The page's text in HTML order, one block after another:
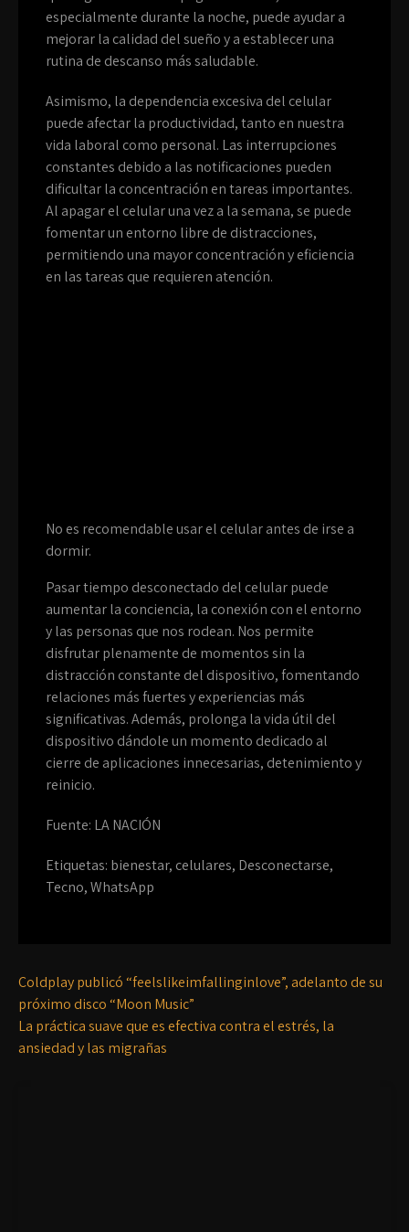
especialmente durante la noche, puede ayudar a
mejorar la calidad del sueño y a establecer una
rutina de descanso más saludable.
Asimismo, la dependencia excesiva del celular
puede afectar la productividad, tanto en nuestra
vida laboral como personal. Las interrupciones
constantes debido a las notificaciones pueden
dificultar la concentración en tareas importantes.
Al apagar el celular una vez a la semana, se puede
fomentar un entorno libre de distracciones,
permitiendo una mayor concentración y eficiencia
en las tareas que requieren atención.
No es recomendable usar el celular antes de irse a
dormir.
Pasar tiempo desconectado del celular puede
aumentar la conciencia, la conexión con el entorno
y las personas que nos rodean. Nos permite
disfrutar plenamente de momentos sin la
distracción constante del dispositivo, fomentando
relaciones más fuertes y experiencias más
significativas. Además, prolonga la vida útil del
dispositivo dándole un momento dedicado al
cierre de aplicaciones innecesarias, detenimiento y
reinicio.
Fuente: LA NACIÓN
Etiquetas: bienestar, celulares, Desconectarse,
Tecno,WhatsApp
Coldplay publicó “feelslikeimfallinginlove”, adelanto de su
próximo disco “Moon Music”
La práctica suave que es efectiva contra el estrés, la
ansiedad y las migrañas